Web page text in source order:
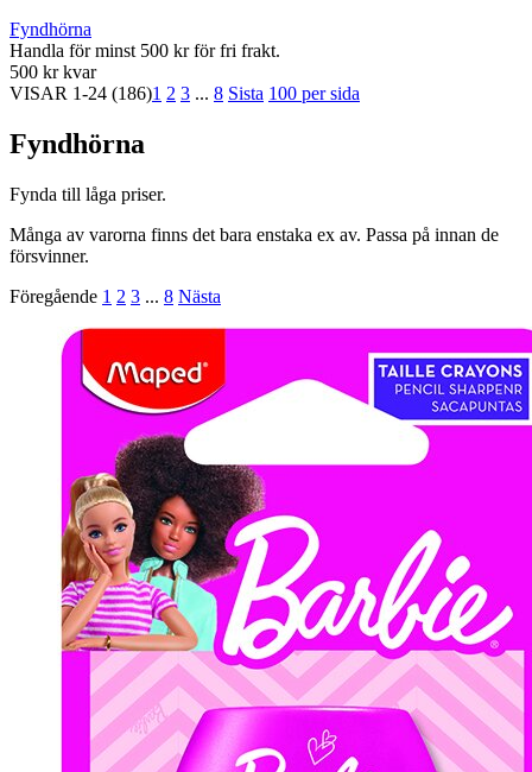
Fyndhörna
Handla för minst 500 kr för fri frakt.
500 kr kvar
VISAR 1-24 (186)1 2 3 ... 8 Sista 100 per sida
Fyndhörna
Fynda till låga priser.
Många av varorna finns det bara enstaka ex av. Passa på innan de
försvinner.
Föregående 1 2 3 ... 8 Nästa